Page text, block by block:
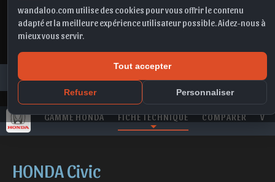
wandaloo.com utilise des cookies pour vous offrir le contenu
adapté et la meilleure expérience utilisateur possible. Aidez-nous à
mieux vous servir.
Tout accepter
Refuser Personnaliser
TAIGO GOLF
HONDA
Civic
HONDA Civic 1.6 l i-DTEC Sport neuve au Maroc
GAMME HONDA FICHE TECHNIQUE COMPARER
HONDA Civic